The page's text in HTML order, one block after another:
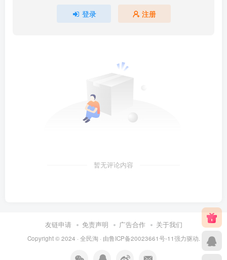
登录 注册
暂无评论内容
友链申请 免责声明 广告合作 关于我们
Copyright © 2024 · 全民淘 · 由鲁ICP备20023661号-11强力驱动.